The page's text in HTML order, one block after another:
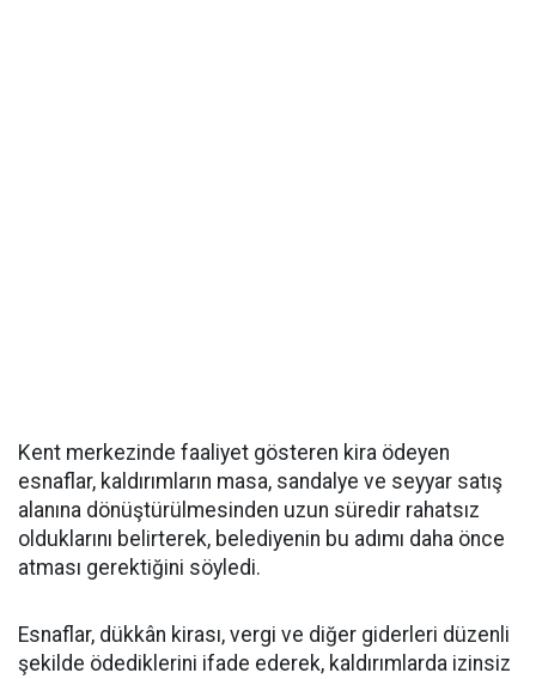
Kent merkezinde faaliyet gösteren kira ödeyen
esnaflar, kaldırımların masa, sandalye ve seyyar satış
alanına dönüştürülmesinden uzun süredir rahatsız
olduklarını belirterek, belediyenin bu adımı daha önce
atması gerektiğini söyledi.
Esnaflar, dükkân kirası, vergi ve diğer giderleri düzenli
şekilde ödediklerini ifade ederek, kaldırımlarda izinsiz